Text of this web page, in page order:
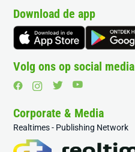
Download de app
Volg ons op social media
Corporate & Media
Realtimes - Publishing Network